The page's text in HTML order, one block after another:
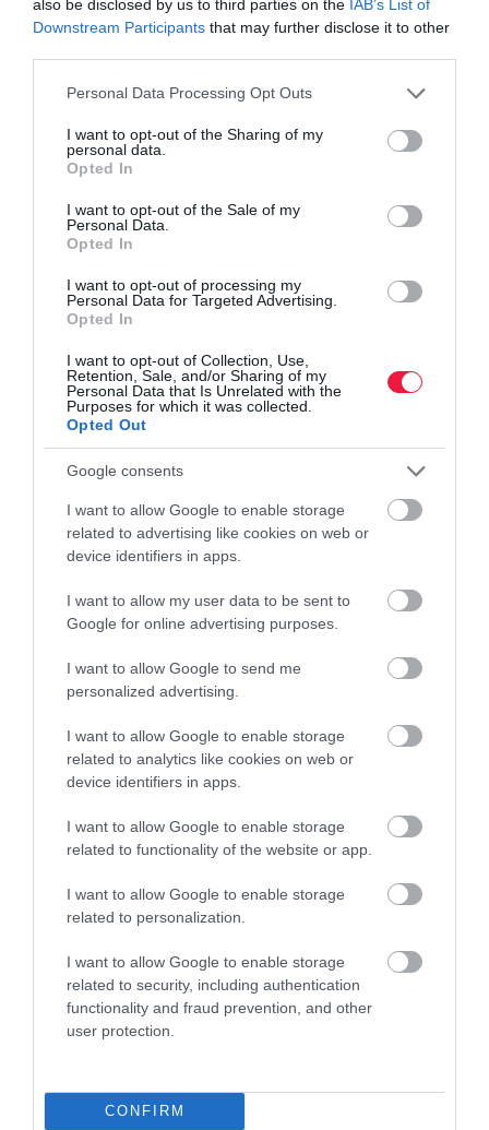
also be disclosed by us to third parties on the IAB’s List of
Downstream Participants that may further disclose it to other
Please note that this website/app uses one or more Google
not limited to your visit or usage behaviour. You may click to
grant or deny consent to Google and its third-party tags to
use your data for below specified purposes in below Google
consent section.
Personal Data Processing Opt Outs
I want to opt-out of the Sharing of my
personal data.
Opted In
I want to opt-out of the Sale of my
Personal Data.
Opted In
I want to opt-out of processing my
Personal Data for Targeted Advertising.
Opted In
I want to opt-out of Collection, Use,
Retention, Sale, and/or Sharing of my
Personal Data that Is Unrelated with the
Purposes for which it was collected.
Opted Out
Google consents
I want to allow Google to enable storage
related to advertising like cookies on web or
device identifiers in apps.
I want to allow my user data to be sent to
Google for online advertising purposes.
I want to allow Google to send me
personalized advertising.
I want to allow Google to enable storage
related to analytics like cookies on web or
device identifiers in apps.
I want to allow Google to enable storage
related to functionality of the website or app.
I want to allow Google to enable storage
related to personalization.
I want to allow Google to enable storage
related to security, including authentication
functionality and fraud prevention, and other
user protection.
CONFIRM
Siess, ha támogatásból tervezel otthonfelújítást
energetikai otthonfelújítási programot. Utoljára ma lehet
benyújtani új igénylést.
Közeleg a határidő: bukhatod a rezsikedvezményt